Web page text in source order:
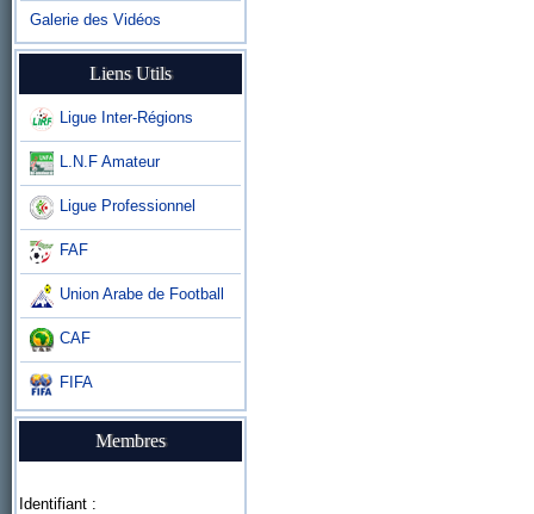
Galerie des Vidéos
Liens Utils
Ligue Inter-Régions
L.N.F Amateur
Ligue Professionnel
FAF
Union Arabe de Football
CAF
FIFA
Membres
Identifiant :